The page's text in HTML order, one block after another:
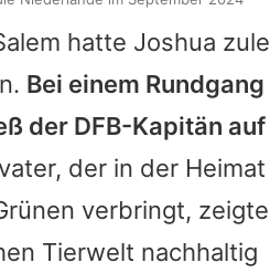
hatte Joshua
Bei einem
der DFB-Kapitän auf
der in der Heimat
verbringt,
Tierwelt nachhaltig